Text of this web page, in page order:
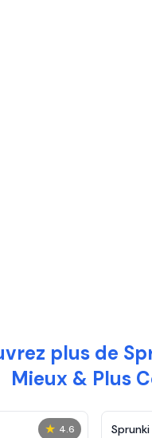
plus de
Mieux & Plus
★ 4.6